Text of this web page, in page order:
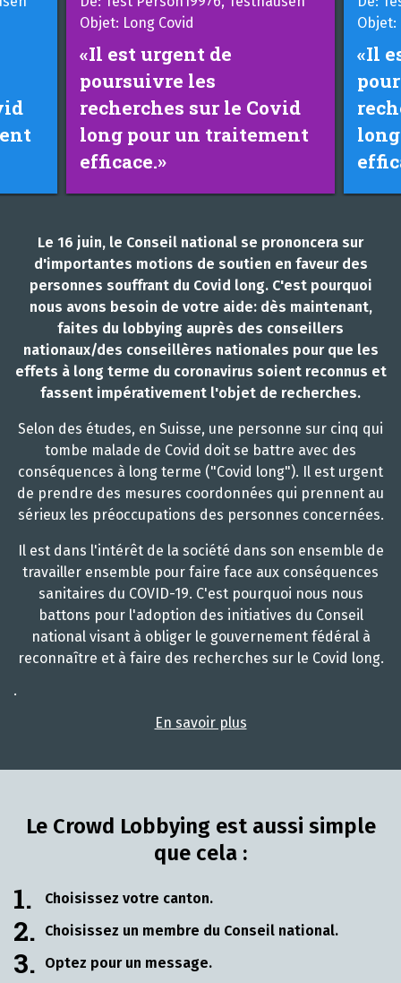
Objet: Long Covid
«Il est urgent de
poursuivre les
recherches sur le Covid
long pour un traitement
efficace.»
Objet: Long
«Il est
long
efficace.»
Le 16 juin, le Conseil national se prononcera sur
d'importantes motions de soutien en faveur des
personnes souffrant du Covid long. C'est pourquoi
nous avons besoin de votre aide: dès maintenant,
faites du lobbying auprès des conseillers
nationaux/des conseillères nationales pour que les
effets à long terme du coronavirus soient reconnus et
fassent impérativement l'objet de recherches.
Selon des études, en Suisse, une personne sur cinq qui
tombe malade de Covid doit se battre avec des
conséquences à long terme ("Covid long"). Il est urgent
de prendre des mesures coordonnées qui prennent au
sérieux les préoccupations des personnes concernées.
Il est dans l'intérêt de la société dans son ensemble de
travailler ensemble pour faire face aux conséquences
sanitaires du COVID-19. C'est pourquoi nous nous
battons pour l'adoption des initiatives du Conseil
national visant à obliger le gouvernement fédéral à
reconnaître et à faire des recherches sur le Covid long.
.
En savoir plus
Le Crowd Lobbying est aussi simple
que cela :
1. Choisissez votre canton.
2. Choisissez un membre du Conseil national.
3. Optez pour un message.